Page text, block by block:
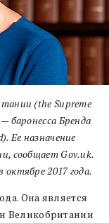
(the Supreme
баронесса Бренда
Ее назначение
сообщает Gov.uk.
2017 года.
Она является
Великобритании